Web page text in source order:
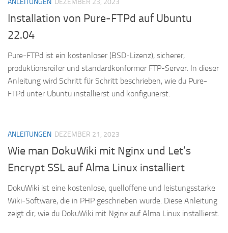
ANLEITUNGEN DEZEMBER 23, 2023
Installation von Pure-FTPd auf Ubuntu
22.04
Pure-FTPd ist ein kostenloser (BSD-Lizenz), sicherer,
produktionsreifer und standardkonformer FTP-Server. In dieser
Anleitung wird Schritt für Schritt beschrieben, wie du Pure-
FTPd unter Ubuntu installierst und konfigurierst.
ANLEITUNGEN DEZEMBER 21, 2023
Wie man DokuWiki mit Nginx und Let’s
Encrypt SSL auf Alma Linux installiert
DokuWiki ist eine kostenlose, quelloffene und leistungsstarke
Wiki-Software, die in PHP geschrieben wurde. Diese Anleitung
zeigt dir, wie du DokuWiki mit Nginx auf Alma Linux installierst.